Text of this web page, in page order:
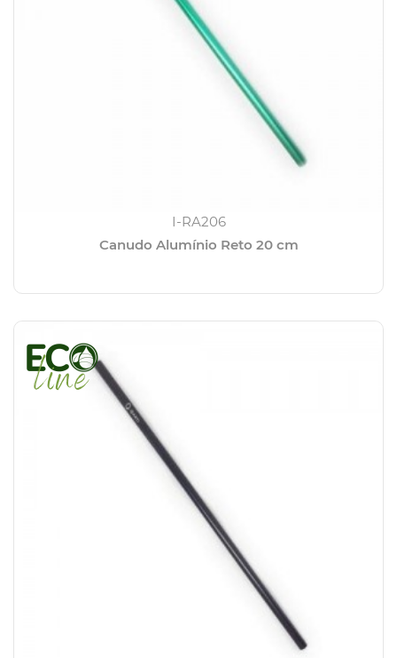
I-RA206
Canudo Alumínio Reto 20 cm